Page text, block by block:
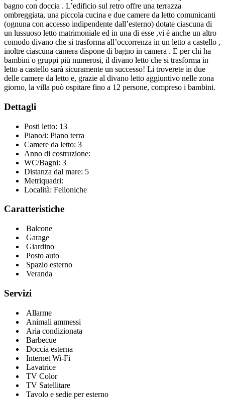
bagno con doccia . L’edificio sul retro offre una terrazza
ombreggiata, una piccola cucina e due camere da letto comunicanti
(ognuna con accesso indipendente dall’esterno) dotate ciascuna di
un lussuoso letto matrimoniale ed in una di esse ,vi è anche un altro
comodo divano che si trasforma all’occorrenza in un letto a castello ,
inoltre ciascuna camera dispone di bagno in camera . E per chi ha
bambini o gruppi più numerosi, il divano letto che si trasforma in
letto a castello sarà sicuramente un successo! Li troverete in due
delle camere da letto e, grazie al divano letto aggiuntivo nelle zona
giorno, la villa può ospitare fino a 12 persone, compreso i bambini.
Dettagli
Posti letto: 13
Piano/i: Piano terra
Camere da letto: 3
Anno di costruzione:
WC/Bagni: 3
Distanza dal mare: 5
Metriquadri:
Località: Felloniche
Caratteristiche
Balcone
Garage
Giardino
Posto auto
Spazio esterno
Veranda
Servizi
Allarme
Animali ammessi
Aria condizionata
Barbecue
Doccia esterna
Internet Wi-Fi
Lavatrice
TV Color
TV Satellitare
Tavolo e sedie per esterno